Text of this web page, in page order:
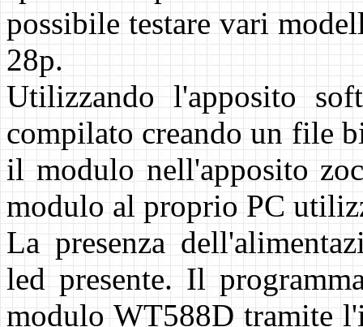
possibile testare vari
28p.
Utilizzando l'apposito
compilato creando un file
il modulo nell'apposito
modulo al proprio PC
La presenza
led presente. Il
modulo WT588D tramite